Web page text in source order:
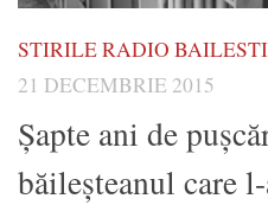
STIRILE RADIO
21 DECEMBRIE 2015
Șapte ani de
băileşteanul care